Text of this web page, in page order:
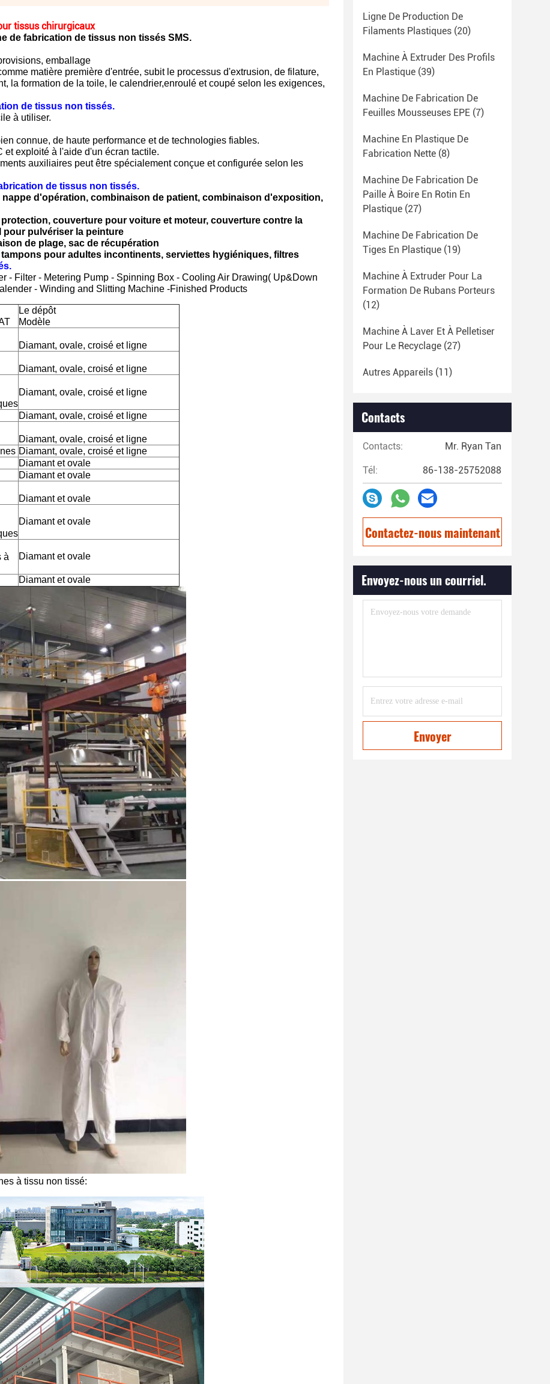
tissus chirurgicaux
de fabrication de tissus non tissés SMS.
emballage
matière première d'entrée, subit le processus d'extrusion, de filature,
la formation de la toile, le calendrier,enroulé et coupé selon les exigences,
de tissus non tissés.
à utiliser.
connue, de haute performance et de technologies fiables.
exploité à l'aide d'un écran tactile.
auxiliaires peut être spécialement conçue et configurée selon les
de tissus non tissés.
d'opération, combinaison de patient, combinaison d'exposition,
couverture pour voiture et moteur, couverture contre la
pour pulvériser la peinture
de plage, sac de récupération
pour adultes incontinents, serviettes hygiéniques, filtres
- Filter - Metering Pump - Spinning Box - Cooling Air Drawing( Up&Down
- Winding and Slitting Machine -Finished Products
Le dépôt
Modèle
Diamant, ovale, croisé et ligne
Diamant, ovale, croisé et ligne
Diamant, ovale, croisé et ligne
Diamant, ovale, croisé et ligne
Diamant, ovale, croisé et ligne
Diamant, ovale, croisé et ligne
Diamant et ovale
Diamant et ovale
Diamant et ovale
Diamant et ovale
à
Diamant et ovale
Diamant et ovale
à tissu non tissé:
Ligne De Production De
Filaments Plastiques (20)
Machine À Extruder Des Profils
En Plastique (39)
Machine De Fabrication De
Feuilles Mousseuses EPE (7)
Machine En Plastique De
Fabrication Nette (8)
Machine De Fabrication De
Paille À Boire En Rotin En
Plastique (27)
Machine De Fabrication De
Tiges En Plastique (19)
Machine À Extruder Pour La
Formation De Rubans Porteurs
(12)
Machine À Laver Et À Pelletiser
Pour Le Recyclage (27)
Autres Appareils (11)
Contacts
Contacts: Mr. Ryan Tan
Tél: 86-138-25752088
Contactez-nous maintenant
Envoyez-nous un courriel.
Envoyer